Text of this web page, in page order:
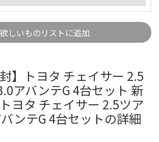
欲しいものリストに追加
封】トヨタ チェイサー 2.5
アバンテG 4台セット 新
ヨタ チェイサー 2.5ツア
ンテG 4台セットの詳細